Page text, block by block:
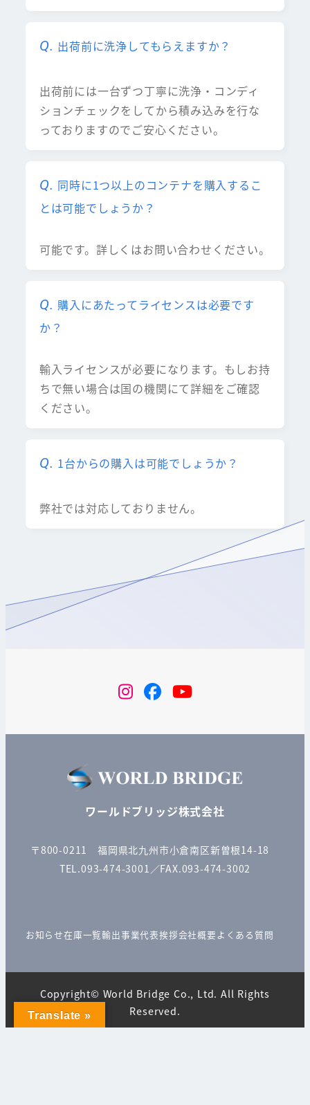
出荷前に洗浄してもらえますか？
出荷前には一台ずつ丁寧に洗浄・コンディ
ションチェックをしてから積み込みを行な
っておりますのでご安心ください。
同時に1つ以上のコンテナを購入するこ
とは可能でしょうか？
可能です。詳しくはお問い合わせください。
購入にあたってライセンスは必要です
か？
輸入ライセンスが必要になります。もしお持
ちで無い場合は国の機関にて詳細をご確認
ください。
1台からの購入は可能でしょうか？
弊社では対応しておりません。
instagram
FacebookYouTube
ワールドブリッジ株式会社
〒800-0211 福岡県北九州市小倉南区新曽根14-18
TEL.093-474-3001／FAX.093-474-3002
お知らせ在庫一覧輸出事業代表挨拶会社概要よくある質問
Copyright© World Bridge Co., Ltd. All Rights
Reserved.
Translate »